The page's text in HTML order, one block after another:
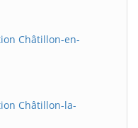
Châtillon-en-
Châtillon-la-